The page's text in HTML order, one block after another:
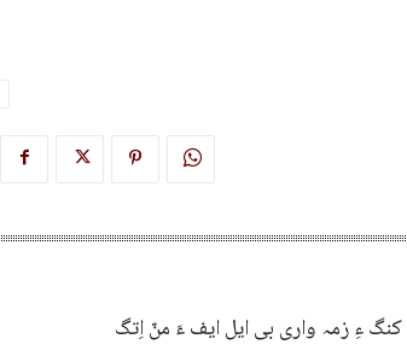
ءِ زمہ واری بی ایل ایف ءَ منّ اِتگ